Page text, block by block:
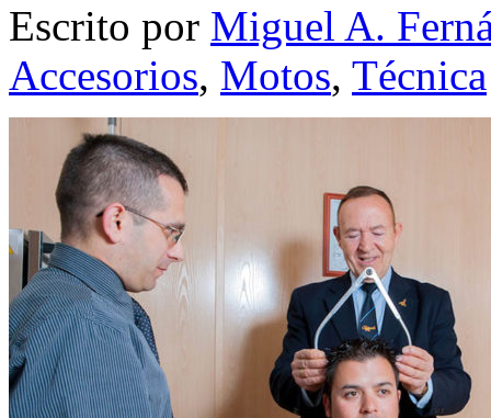
Escrito por Miguel A.
Accesorios, Motos, Técnica